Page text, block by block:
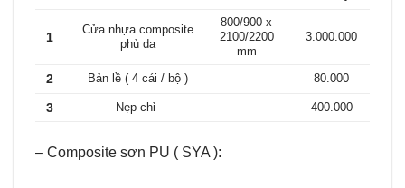
1
Cửa nhựa composite
phủ da
800/900 x
2100/2200
mm
3.000.000
2 Bản lề ( 4 cái / bộ ) 80.000
3 Nẹp chỉ 400.000
– Composite sơn PU ( SYA ):